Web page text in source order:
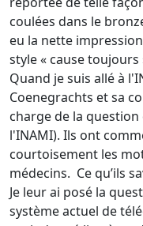
coulées dans le
eu la nette
style « cause toujours
Quand je suis allé à
Coenegrachts et sa
charge de la
l'INAMI). Ils ont
courtoisement les
médecins. Ce qu’ils
Je leur ai posé la
système actuel de